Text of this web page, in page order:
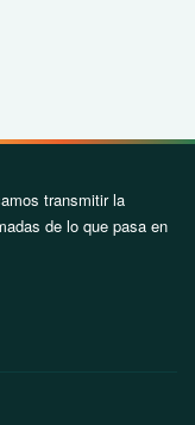
transmitir la
de lo que pasa en